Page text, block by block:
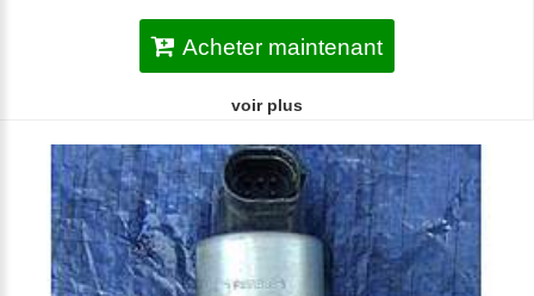
Acheter maintenant
voir plus